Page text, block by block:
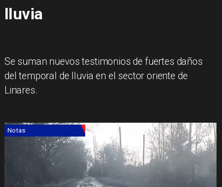
lluvia
Se suman nuevos testimonios de fuertes daños
del temporal de lluvia en el sector oriente de
Linares.
Notas